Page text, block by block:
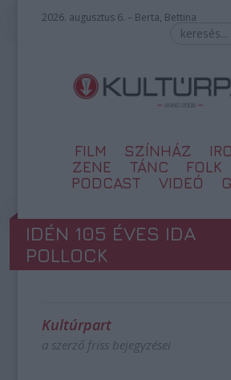
2026. augusztus 6. – Berta, Bettina
FILM SZÍNHÁZ
ZENE
TÁNC FOLK
PODCAST
VIDEÓ
IDÉN 105 ÉVES IDA
POLLOCK
Kultúrpart
a szerző friss bejegyzései